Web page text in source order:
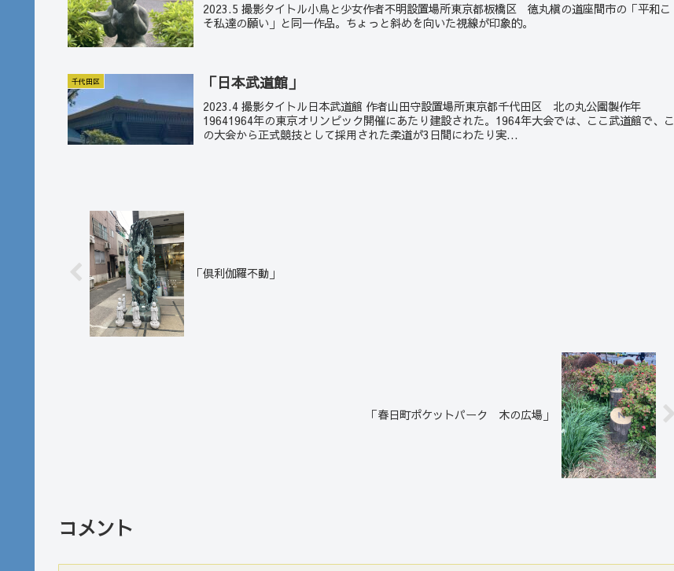
2023.5 撮影タイトル小鳥と少女作者不明設置場所東京都板橋区 徳丸槇の道座間市の「平和こ
そ私達の願い」と同一作品。ちょっと斜めを向いた視線が印象的。
千代田区 「日本武道館」
2023.4 撮影タイトル日本武道館 作者山田守設置場所東京都千代田区 北の丸公園製作年
19641964年の東京オリンピック開催にあたり建設された。1964年大会では、ここ武道館で、こ
の大会から正式競技として採用された柔道が3日間にわたり実...
「倶利伽羅不動」
「春日町ポケットパーク 木の広場」
コメント